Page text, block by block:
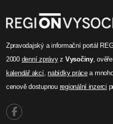
Zpravodajský a informační portál
2000 denní zprávyz Vysočiny,
kalendář akcí,nabídky prácea
cenově dostupnou regionální inzerci